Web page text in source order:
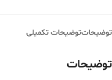
توضیحاتتوضیحات تکمیلی
توضیحات